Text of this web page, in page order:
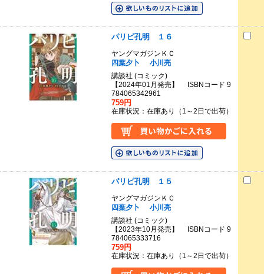
パリピ孔明 １６
ヤングマガジンＫＣ
四葉夕卜
小川亮
講談社 (コミック)
【2024年01月発売】 ISBNコード 9
784065342961
759円
在庫状況：在庫あり（1～2日で出荷）
パリピ孔明 １５
ヤングマガジンＫＣ
四葉夕卜
小川亮
講談社 (コミック)
【2023年10月発売】 ISBNコード 9
784065333716
759円
在庫状況：在庫あり（1～2日で出荷）